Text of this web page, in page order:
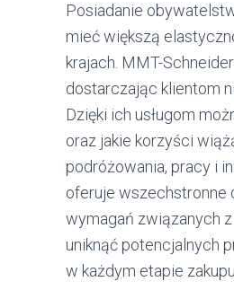
Posiadanie
mieć większą
krajach. MMT-
dostarczając klientom
Dzięki ich usługom
oraz jakie korzyści
podróżowania, pracy i
oferuje wszechstronne
wymagań związanych
uniknąć potencjalnych
w każdym etapie